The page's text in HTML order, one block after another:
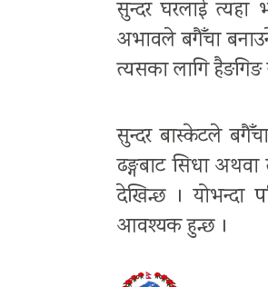
सुन्दर घरलाई त्यहा
अभावले बगैँचा
त्यसका लागि हैङगिङ
सुन्दर बास्केटले
ढङ्गबाट सिधा अथवा
देखिन्छ । योभन्दा
आवश्यक हुन्छ ।